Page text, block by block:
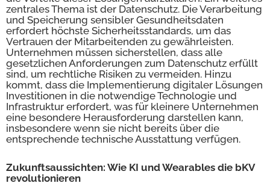
zentrales Thema ist der Datenschutz. Die Verarbeitung
und Speicherung sensibler Gesundheitsdaten
erfordert höchste Sicherheitsstandards, um das
Vertrauen der Mitarbeitenden zu gewährleisten.
Unternehmen müssen sicherstellen, dass alle
gesetzlichen Anforderungen zum Datenschutz erfüllt
sind, um rechtliche Risiken zu vermeiden. Hinzu
kommt, dass die Implementierung digitaler Lösungen
Investitionen in die notwendige Technologie und
Infrastruktur erfordert, was für kleinere Unternehmen
eine besondere Herausforderung darstellen kann,
insbesondere wenn sie nicht bereits über die
entsprechende technische Ausstattung verfügen.
Zukunftsaussichten: Wie KI und Wearables die bKV
revolutionieren